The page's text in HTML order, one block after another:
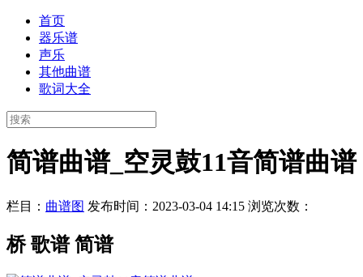
首页
器乐谱
声乐
其他曲谱
歌词大全
简谱曲谱_空灵鼓11音简谱曲谱
栏目： 曲谱图 发布时间：2023-03-04 14:15 浏览次数：
桥 歌谱 简谱